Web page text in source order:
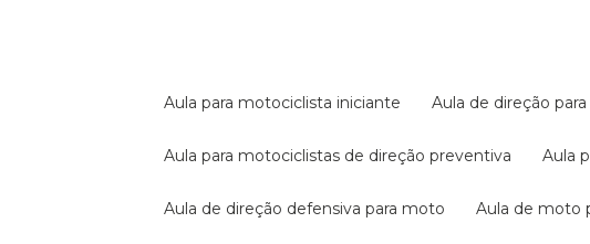
aula para motociclista iniciante aula de direção
aula para motociclistas de direção preventiva aula
aula de direção defensiva para moto aula de moto